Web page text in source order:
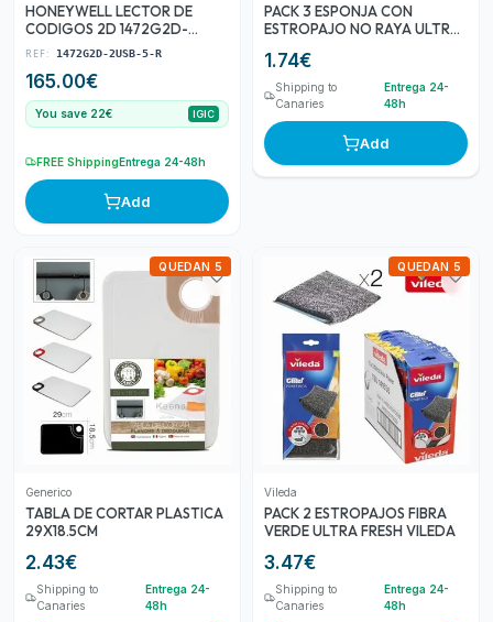
HONEYWELL LECTOR DE
CODIGOS 2D 1472G2D-
2USB-5-R INALAMBRICO
BLUETOOTH
REF: 1472G2D-2USB-5-R
165.00€
You save 22€ IGIC
FREE ShippingEntrega 24-48h
Add
PACK 3 ESPONJA CON
ESTROPAJO NO RAYA ULTRA
1.74€
Shipping to
Canaries
Entrega 24-
48h
Add
Generico
TABLA DE CORTAR PLASTICA
29X18.5CM
2.43€
QUEDAN 5
Shipping to
Canaries
Entrega 24-
48h
Vileda
PACK 2 ESTROPAJOS FIBRA
VERDE ULTRA FRESH VILEDA
3.47€
QUEDAN 5
Shipping to
Canaries
Entrega 24-
48h